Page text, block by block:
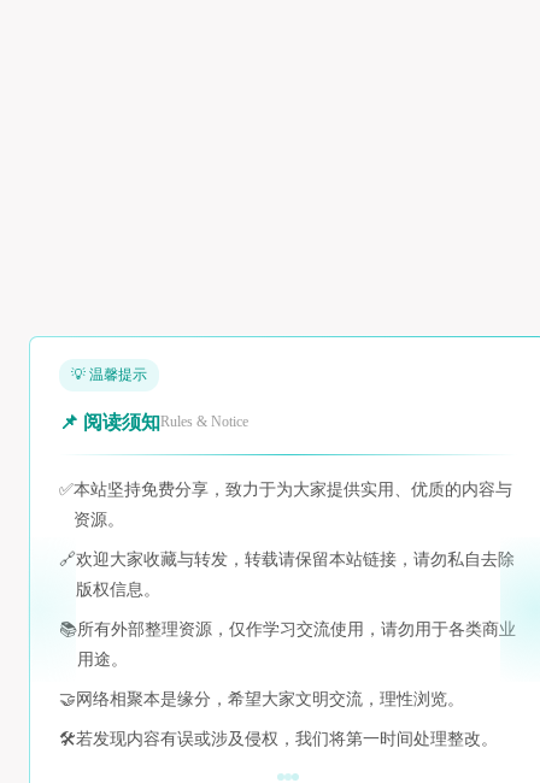
💡 温馨提示
📌 阅读须知Rules & Notice
✅本站坚持免费分享，致力于为大家提供实用、优质的内容与
资源。
🔗欢迎大家收藏与转发，转载请保留本站链接，请勿私自去除
版权信息。
📚所有外部整理资源，仅作学习交流使用，请勿用于各类商业
用途。
🤝 网络相聚本是缘分，希望大家文明交流，理性浏览。
🛠️若发现内容有误或涉及侵权，我们将第一时间处理整改。